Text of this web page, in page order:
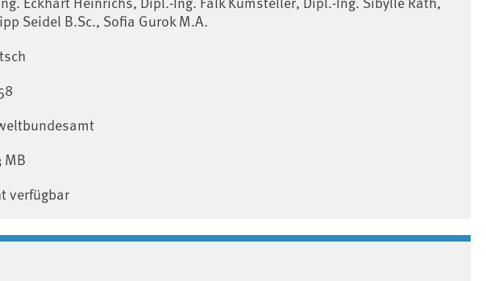
Seidel B.Sc., Sofia Gurok M.A.
MB
verfügbar